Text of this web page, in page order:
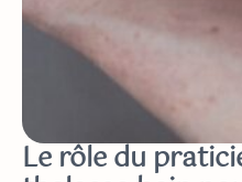
Le rôle du
thalasso bain